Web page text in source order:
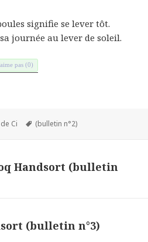
signifie se lever tôt.
journée au lever de soleil.
pas (0)
Ci
Mots-
(bulletin n°2)
Handsort (bulletin
(bulletin n°3)